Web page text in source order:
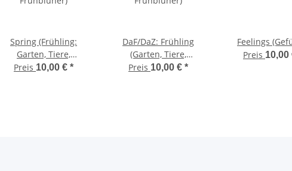
Spring (Frühling:
Garten, Tiere,
Frühblüher)
Preis 10,00 € *
DaF/DaZ: Frühling
(Garten, Tiere,
Frühblüher)
Preis 10,00 € *
Feelings
Preis 10,00